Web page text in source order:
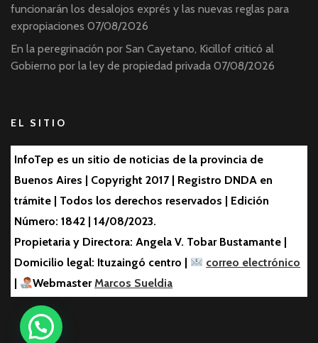
funcionarán los desalojos exprés y las nuevas reglas para
expropiaciones 07/08/2026
En la peregrinación por San Cayetano, Kicillof criticó al
Gobierno por la ley de propiedad privada 07/08/2026
EL SITIO
InfoTep es un sitio de noticias de la provincia de
Buenos Aires | Copyright 2017 | Registro DNDA en
trámite | Todos los derechos reservados | Edición
Número: 1842 | 14/08/2023.
Propietaria y Directora: Angela V. Tobar Bustamante |
Domicilio legal: Ituzaingó centro |
correo electrónico
|
WebmasterMarcos Sueldia